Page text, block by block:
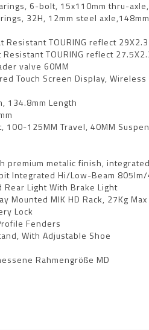
6-bolt, 15x110mm thru-
32H, 12mm steel
TOURING reflect 29X2.3
TOURING reflect
valve 60MM
Touch Screen Display,
134.8mm Length
125MM Travel, 40MM
premium metalic finish,
Integrated Hi/Low-Beam
Rear Light With Brake Light
Mounted MIK HD Rack, 27Kg Max
Lock
Fenders
With Adjustable Shoe
Rahmengröße MD